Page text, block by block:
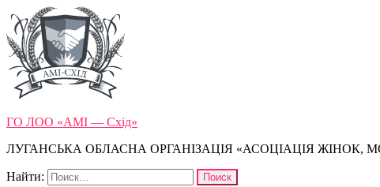
ГО ЛОО «АМІ — Схід»
ЛУГАНСЬКА ОБЛАСНА ОРГАНІЗАЦІЯ «АСОЦІАЦІЯ ЖІНОК,
Найти: